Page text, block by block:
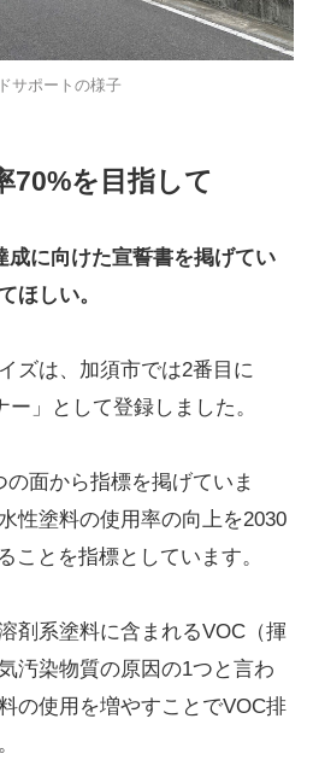
サポートの様子
70%を目指して
成に向けた宣誓書を掲げてい
ほしい。
ズは、加須市では2番目に
ー」として登録しました。
面から指標を掲げていま
性塗料の使用率の向上を2030
ことを指標としています。
剤系塗料に含まれるVOC（揮
汚染物質の原因の1つと言わ
の使用を増やすことでVOC排